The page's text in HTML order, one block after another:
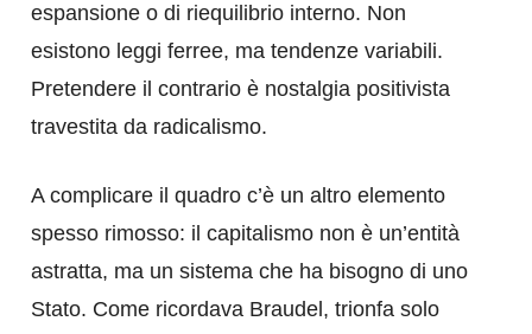
espansione o di riequilibrio interno. Non
esistono leggi ferree, ma tendenze variabili.
Pretendere il contrario è nostalgia positivista
travestita da radicalismo.
A complicare il quadro c’è un altro elemento
spesso rimosso: il capitalismo non è un’entità
astratta, ma un sistema che ha bisogno di uno
Stato. Come ricordava Braudel, trionfa solo